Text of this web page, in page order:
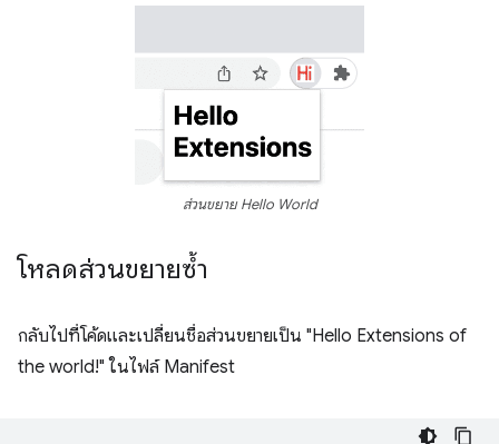
ส่วนขยาย Hello World
โหลดส่วนขยายซ้ำ
กลับไปที่โค้ดและเปลี่ยนชื่อส่วนขยายเป็น "Hello Extensions of
the world!" ในไฟล์ Manifest